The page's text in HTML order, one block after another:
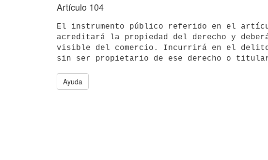
Artículo 104
El instrumento público referido en el
acreditará la propiedad del derecho y
visible del comercio. Incurrirá en el
Ayuda